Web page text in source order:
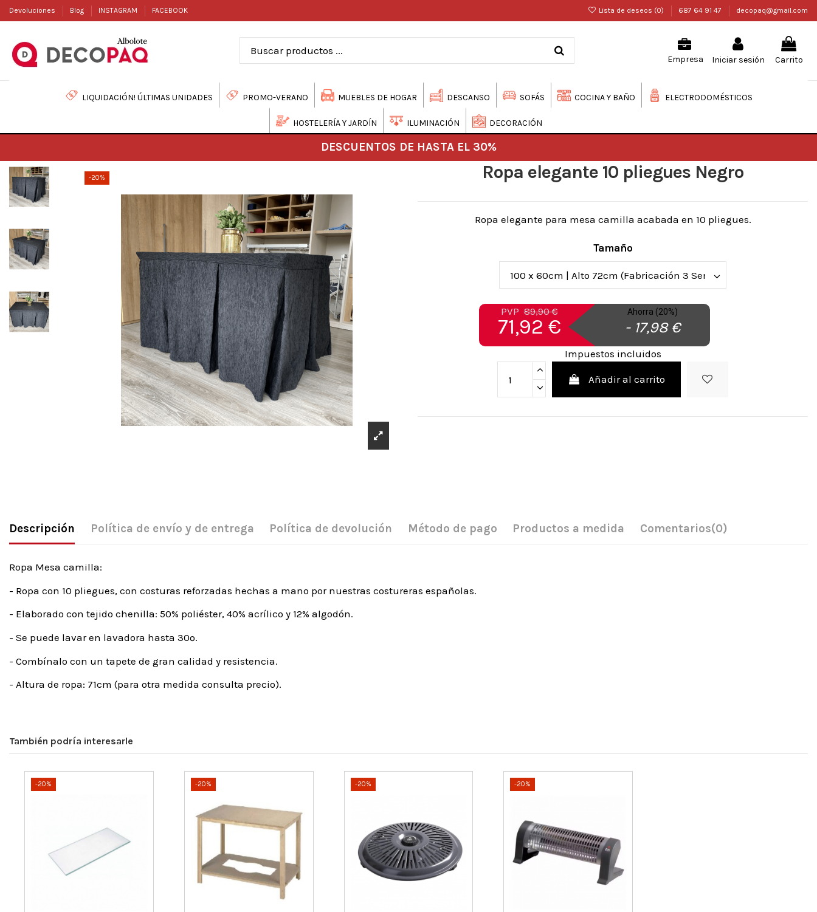
Devoluciones Blog INSTAGRAM FACEBOOK Lista de deseos (0) 687 64 91 47 decopaq@gmail.com
Empresa Iniciar sesión Carrito
LIQUIDACIÓN! ÚLTIMAS UNIDADES PROMO-VERANO MUEBLES DE HOGAR DESCANSO SOFÁS COCINA Y BAÑO ELECTRODOMÉSTICOS
HOSTELERÍA Y JARDÍN ILUMINACIÓN DECORACIÓN
DESCUENTOS DE HASTA EL 30%
-20% Ropa elegante 10 pliegues Negro
Ropa elegante para mesa camilla acabada en 10 pliegues.
Tamaño
PVP89,90 €
71,92 €
Ahorra (20%)
- 17,98 €
Impuestos incluidos
Añadir al carrito
Descripción Política de envío y de entrega Política de devolución Método de pago Productos a medida Comentarios(0)
Ropa Mesa camilla:
- Ropa con 10 pliegues, con costuras reforzadas hechas a mano por nuestras costureras españolas.
- Elaborado con tejido chenilla: 50% poliéster, 40% acrílico y 12% algodón.
- Se puede lavar en lavadora hasta 30º.
- Combínalo con un tapete de gran calidad y resistencia.
- Altura de ropa: 71cm (para otra medida consulta precio).
También podría interesarle
-20% -20% -20% -20%